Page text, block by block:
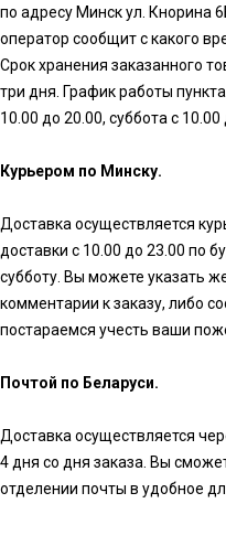
по адресу Минск ул. Кнорина
оператор сообщит с какого
Срок хранения заказанного
три дня. График работы
10.00 до 20.00, суббота с 10.00
Курьером по Минску.
Доставка осуществляется
доставки с 10.00 до 23.00 по
субботу. Вы можете указать
комментарии к заказу, либо
постараемся учесть ваши
Почтой по Беларуси.
Доставка осуществляется
4 дня со дня заказа. Вы
отделении почты в удобное